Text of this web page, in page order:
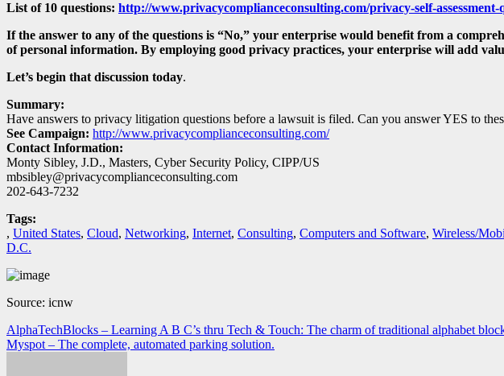
List of 10 questions: http://www.privacycomplianceconsulting.com/privacy-self-assessment-
If the answer to any of the questions is “No,” your enterprise would benefit from a
of personal information. By employing good privacy practices, your enterprise will add
Let’s begin that discussion today.
Summary:
Have answers to privacy litigation questions before a lawsuit is filed. Can you answer YES to
See Campaign: http://www.privacycomplianceconsulting.com/
Contact Information:
Monty Sibley, J.D., Masters, Cyber Security Policy, CIPP/US
mbsibley@privacycomplianceconsulting.com
202-643-7232
Tags:
, United States, Cloud, Networking, Internet, Consulting, Computers and Software, Wireless/
D.C.
Source: icnw
Navegación
de
AlphaTechBlocks – Learning A B C’s thru Tech & Touch: The charm of traditional alphabet
Myspot – The complete, automated parking solution.